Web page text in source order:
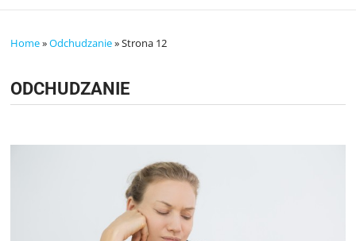
Home»Odchudzanie»Strona 12
ODCHUDZANIE